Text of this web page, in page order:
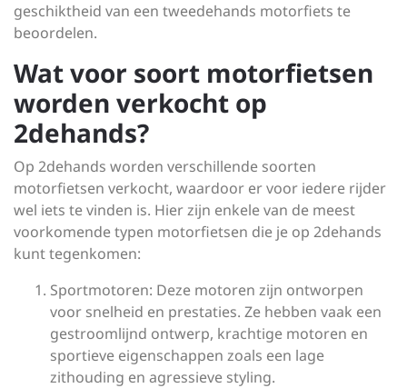
geschiktheid van een tweedehands motorfiets te
beoordelen.
Wat voor soort motorfietsen
worden verkocht op
2dehands?
Op 2dehands worden verschillende soorten
motorfietsen verkocht, waardoor er voor iedere rijder
wel iets te vinden is. Hier zijn enkele van de meest
voorkomende typen motorfietsen die je op 2dehands
kunt tegenkomen:
Sportmotoren: Deze motoren zijn ontworpen
voor snelheid en prestaties. Ze hebben vaak een
gestroomlijnd ontwerp, krachtige motoren en
sportieve eigenschappen zoals een lage
zithouding en agressieve styling.